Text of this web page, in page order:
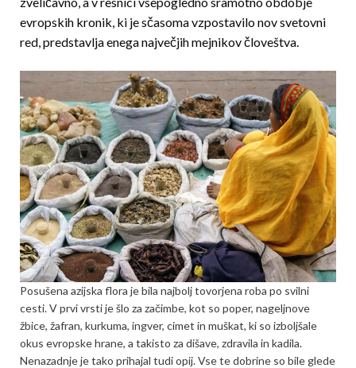
evropskih kronik, ki je sčasoma vzpostavilo nov svetovni
red, predstavlja enega največjih mejnikov človeštva.
Posušena azijska flora je bila najbolj tovorjena roba po svilni
cesti. V prvi vrsti je šlo za začimbe, kot so poper, nageljnove
žbice, žafran, kurkuma, ingver, cimet in muškat, ki so izboljšale
okus evropske hrane, a takisto za dišave, zdravila in kadila.
Nenazadnje je tako prihajal tudi opij. Vse te dobrine so bile glede